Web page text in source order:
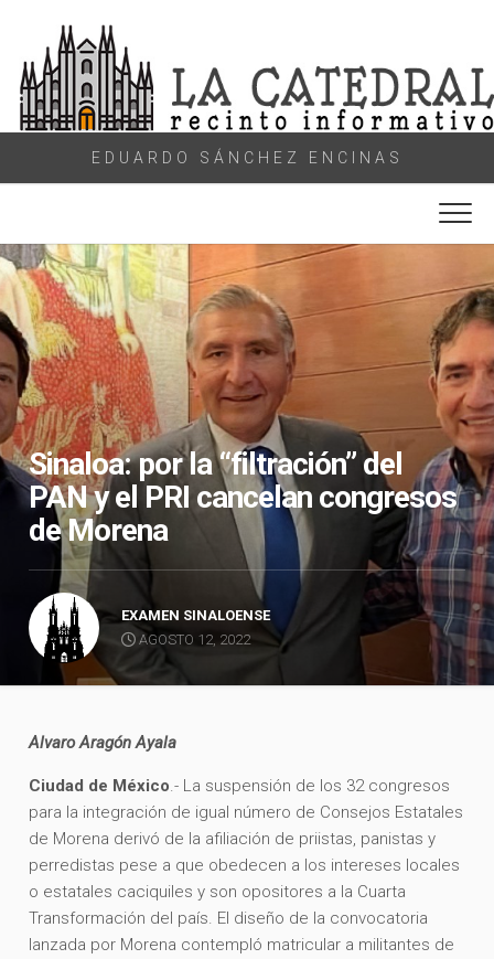
content
EDUARDO SÁNCHEZ ENCINAS
Sinaloa: por la “filtración” del
PAN y el PRI cancelan congresos
de Morena
EXAMEN SINALOENSE
AGOSTO 12, 2022
Alvaro Aragón Ayala
Ciudad de México.- La suspensión de los 32 congresos
para la integración de igual número de Consejos Estatales
de Morena derivó de la afiliación de priistas, panistas y
perredistas pese a que obedecen a los intereses locales
o estatales caciquiles y son opositores a la Cuarta
Transformación del país. El diseño de la convocatoria
lanzada por Morena contempló matricular a militantes de